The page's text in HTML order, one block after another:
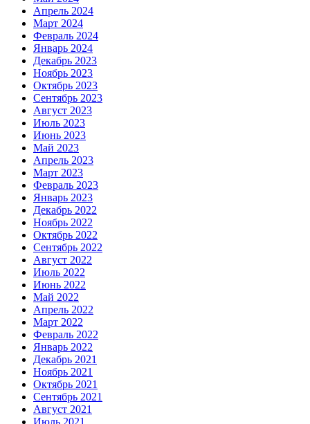
Апрель 2024
Март 2024
Февраль 2024
Январь 2024
Декабрь 2023
Ноябрь 2023
Октябрь 2023
Сентябрь 2023
Август 2023
Июль 2023
Июнь 2023
Май 2023
Апрель 2023
Март 2023
Февраль 2023
Январь 2023
Декабрь 2022
Ноябрь 2022
Октябрь 2022
Сентябрь 2022
Август 2022
Июль 2022
Июнь 2022
Май 2022
Апрель 2022
Март 2022
Февраль 2022
Январь 2022
Декабрь 2021
Ноябрь 2021
Октябрь 2021
Сентябрь 2021
Август 2021
Июль 2021